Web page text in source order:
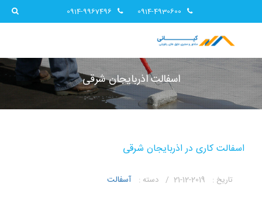
0914-4930600
0914-9967496
اسفالت اذربایجان شرقی
اسفالت کاری در اذربایجان شرقی
تاریخ : دسته : آسفالت